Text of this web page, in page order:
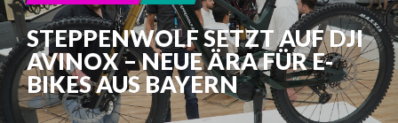
STEPPENWOLF SETZT AUF DJI
AVINOX – NEUE ÄRA FÜR E-
BIKES AUS BAYERN